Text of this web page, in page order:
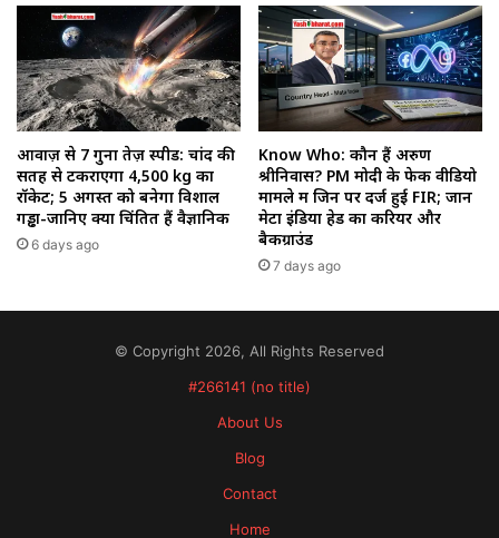
आवाज़ से 7 गुना तेज़ स्पीड: चांद की
सतह से टकराएगा 4,500 kg का
रॉकेट; 5 अगस्त को बनेगा विशाल
गड्ढा-जानिए क्यों चिंतित हैं वैज्ञानिक
6 days ago
Know Who: कौन हैं अरुण
श्रीनिवास? PM मोदी के फेक वीडियो
मामले में जिन पर दर्ज हुई FIR; जानें
मेटा इंडिया हेड का करियर और
बैकग्राउंड
7 days ago
© Copyright 2026, All Rights Reserved
#266141 (no title)
About Us
Blog
Contact
Home